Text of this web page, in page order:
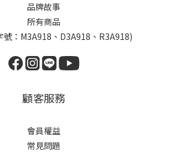
品牌故事
所有商品
號：M3A918、D3A918、R3A918)
顧客服務
會員權益
常見問題